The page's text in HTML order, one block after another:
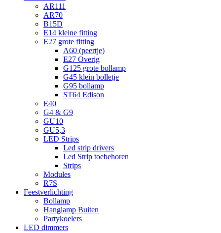
AR111
AR70
B15D
E14 kleine fitting
E27 grote fitting
A60 (peertje)
E27 Overig
G125 grote bollamp
G45 klein bolletje
G95 bollamp
ST64 Edison
E40
G4 & G9
GU10
GU5,3
LED Strips
Led strip drivers
Led Strip toebehoren
Strips
Modules
R7S
Feestverlichting
Bollamp
Hanglamp Buiten
Partykoelers
LED dimmers